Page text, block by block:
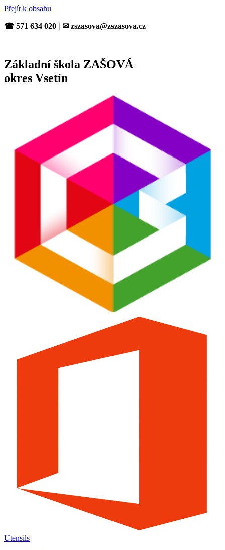
Přejít k obsahu
☎ 571 634 020 | ✉ zszasova@zszasova.cz
Základní škola ZAŠOVÁ
okres Vsetín
Utensils